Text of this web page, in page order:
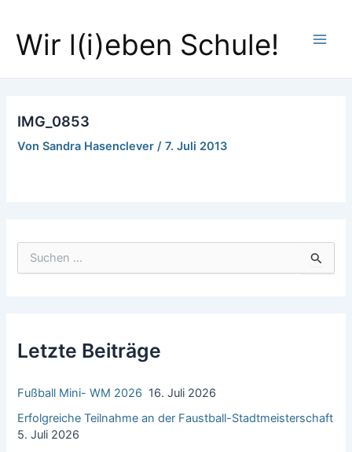
springen
Wir l(i)eben Schule!
IMG_0853
VonSandra Hasenclever/7. Juli 2013
u
h
:
Letzte Beiträge
Fußball Mini- WM 2026 16. Juli 2026
Erfolgreiche Teilnahme an der Faustball-Stadtmeisterschaft
5. Juli 2026